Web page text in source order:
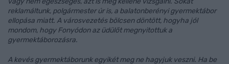
reklamáltunk, polgármester úr is, a balatonberényi gyermektábor
ellopása miatt. A városvezetés bölcsen döntött, hogyha jól
mondom, hogy Fonyódon az üdülőt megnyitottuk a
gyermektáborozásra.
A kevés gyermektáborunk egyikét meg ne hagyjuk veszni. Ha be